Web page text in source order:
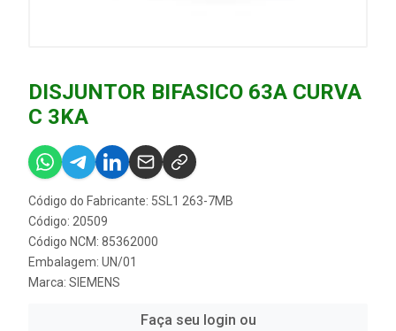
DISJUNTOR BIFASICO 63A CURVA
C 3KA
Código do Fabricante: 5SL1 263-7MB
Código: 20509
Código NCM: 85362000
Embalagem: UN/01
Marca: SIEMENS
Faça seu login ou